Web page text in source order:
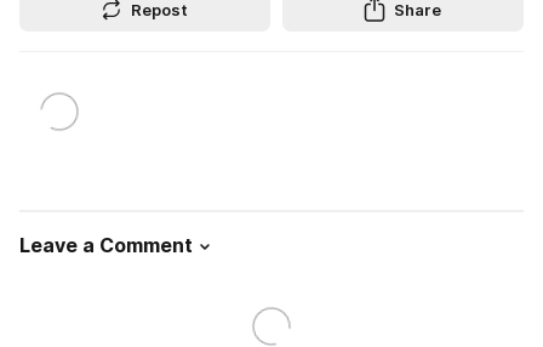
Repost Share
Leave a Comment